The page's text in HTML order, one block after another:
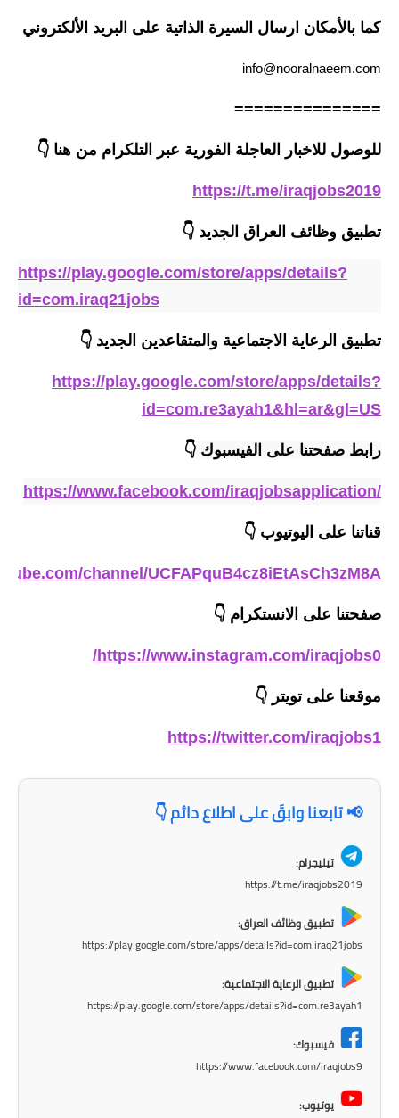
كما بالأمكان ارسال السيرة الذاتية على البريد الألكتروني
info@nooralnaeem.com
===============
للوصول للاخبار العاجلة الفورية عبر التلكرام من هنا 👇
https://t.me/iraqjobs2019
تطبيق وظائف العراق الجديد 👇
https://play.google.com/store/apps/details?
id=com.iraq21jobs
تطبيق الرعاية الاجتماعية والمتقاعدين الجديد 👇
https://play.google.com/store/apps/details?
id=com.re3ayah1&hl=ar&gl=US
رابط صفحتنا على الفيسبوك 👇
https://www.facebook.com/iraqjobsapplication/
قناتنا على اليوتيوب 👇
channel/UCFAPquB4cz8iEtAsCh3zM8A
صفحتنا على الانستكرام 👇
https://www.instagram.com/iraqjobs0/
موقعنا على تويتر 👇
https://twitter.com/iraqjobs1
📢 تابعنا وابقَ على اطلاع دائم 👇
تيليجرام:
https://t.me/iraqjobs2019
تطبيق وظائف العراق:
https://play.google.com/store/apps/details?id=com.iraq21jobs
تطبيق الرعاية الاجتماعية:
https://play.google.com/store/apps/details?id=com.re3ayah1
فيسبوك:
https://www.facebook.com/iraqjobs9
يوتيوب: